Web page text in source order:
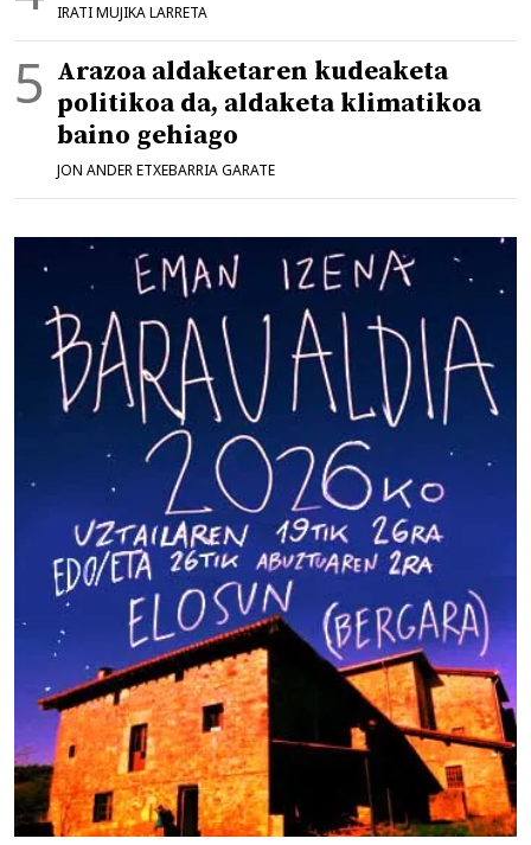
IRATI MUJIKA LARRETA
Arazoa aldaketaren kudeaketa
politikoa da, aldaketa klimatikoa
baino gehiago
JON ANDER ETXEBARRIA GARATE